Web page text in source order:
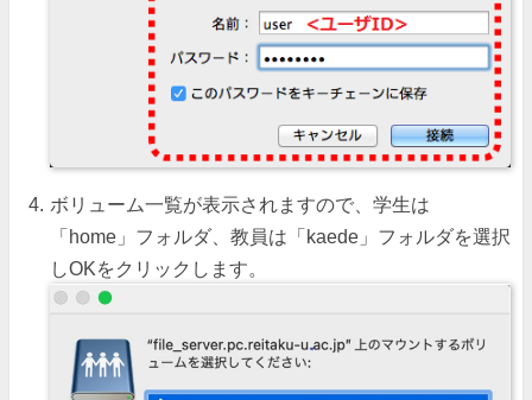
ボリューム一覧が表示されますので、学生は
「home」フォルダ、教員は「kaede」フォルダを選択
しOKをクリックします。